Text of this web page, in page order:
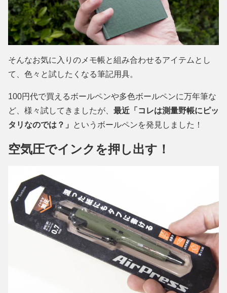
そんなお気に入りのメモ帳と組み合わせるアイテムとし
て、色々と試したくなる筆記用具。
100円代で買えるボールペンや多色ボールペンに万年筆な
ど、様々試してきましたが、 最近「コレは測量野帳にピッ
タリなのでは？」
というボールペンを発見しました！
空気圧でインクを押し出す！